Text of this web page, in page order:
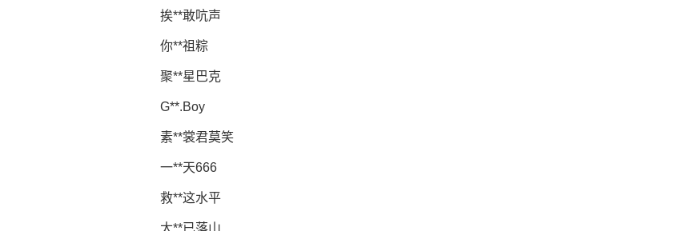
挨**敢吭声
你**祖粽
聚**星巴克
G**.Boy
素**裳君莫笑
一**天666
救**这水平
太**已落山